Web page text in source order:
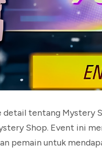
detail tentang Mystery
Shop. Event ini
pemain untuk